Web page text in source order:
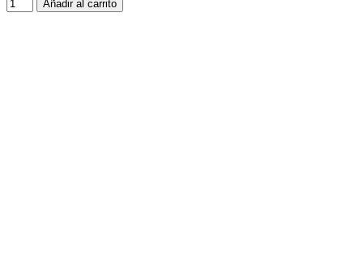
Añadir al carrito